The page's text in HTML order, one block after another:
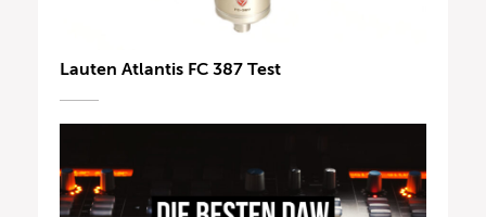
Lauten Atlantis FC 387 Test